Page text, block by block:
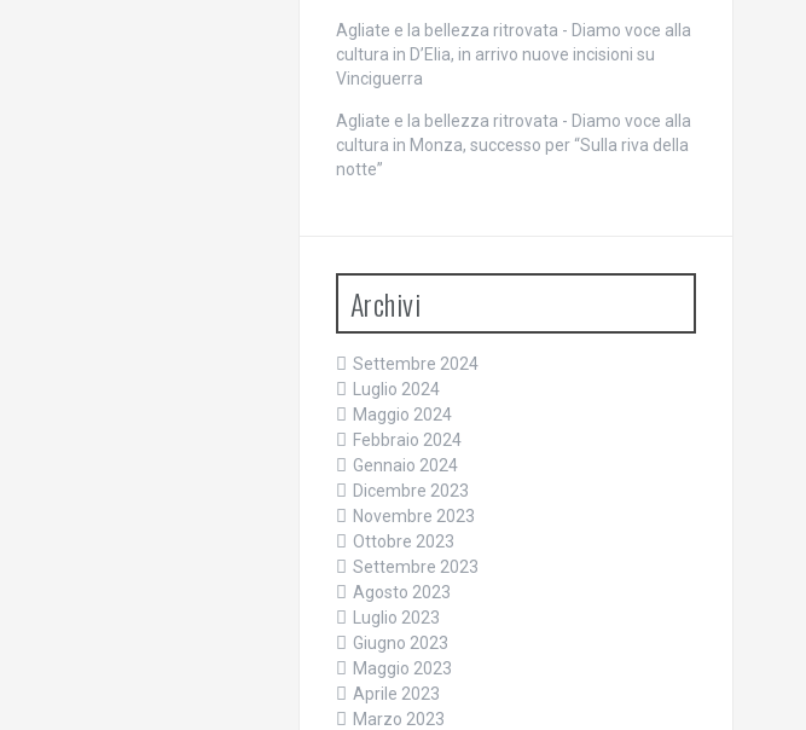
Agliate e la bellezza ritrovata - Diamo voce alla
cultura in D’Elia, in arrivo nuove incisioni su
Vinciguerra
Agliate e la bellezza ritrovata - Diamo voce alla
cultura in Monza, successo per “Sulla riva della
notte”
Archivi
Settembre 2024
Luglio 2024
Maggio 2024
Febbraio 2024
Gennaio 2024
Dicembre 2023
Novembre 2023
Ottobre 2023
Settembre 2023
Agosto 2023
Luglio 2023
Giugno 2023
Maggio 2023
Aprile 2023
Marzo 2023